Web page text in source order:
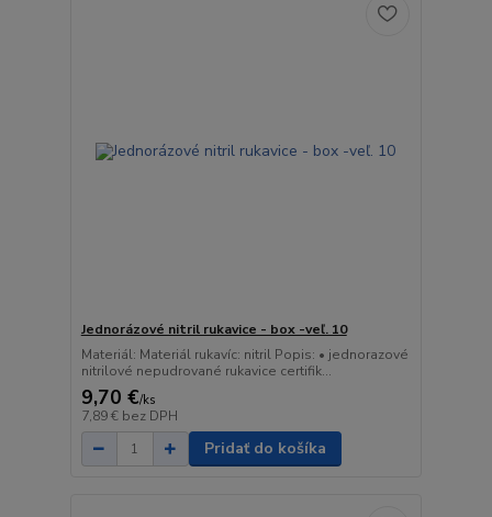
Jednorázové nitril rukavice - box -veľ. 10
Materiál: Materiál rukavíc: nitril Popis: • jednorazové
nitrilové nepudrované rukavice certifik...
9,70 €/ks
7,89 € bez DPH
Pridať do košíka